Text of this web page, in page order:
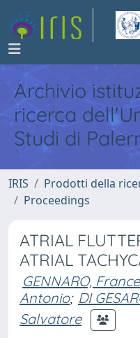
Archivio
ricerca
Studi di
IRIS Prodotti della
Proceedings
ATRIAL
ATRIAL
GENNARO,
Antonio; DI
Salvatore